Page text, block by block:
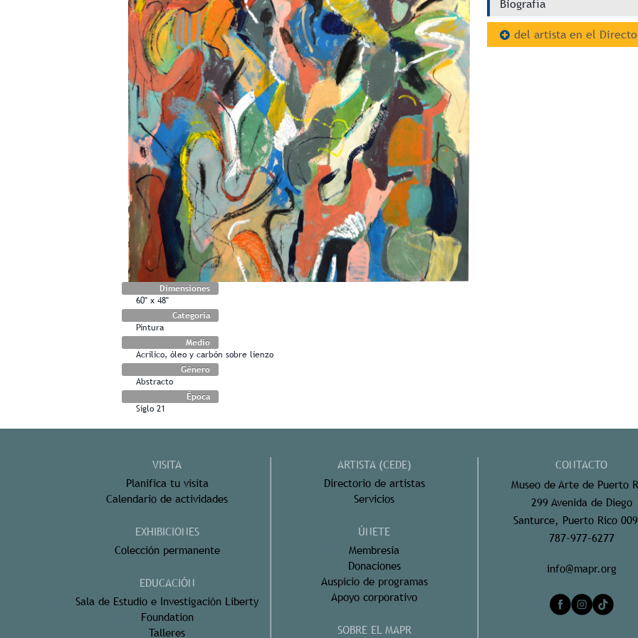
Dimensiones
60" x 48"
Categoría
Pintura
Medio
Acrílico, óleo y carbón sobre lienzo
Género
Abstracto
Época
Siglo 21
Biografía
del artista en el
VISITA
Planifica tu visita
Calendario de actividades
EXHIBICIONES
Colección permanente
EDUCACIÓN
Sala de Estudio e Investigación Liberty
Foundation
Talleres
ARTISTA (CEDE)
Directorio de artistas
Servicios
ÚNETE
Membresía
Donaciones
Auspicio de programas
Apoyo corporativo
SOBRE EL MAPR
CONTACTO
Museo de Arte de Puerto
299 Avenida de Diego
Santurce, Puerto Rico
787-977-6277
info@mapr.org